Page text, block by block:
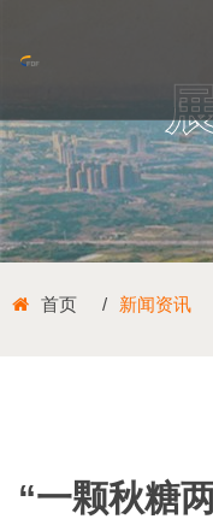
首页 新闻资讯
“一颗秋糖